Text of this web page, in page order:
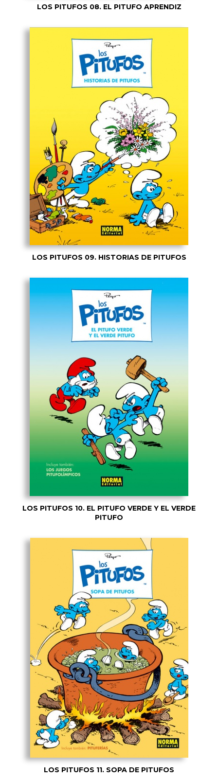
LOS PITUFOS 08. EL PITUFO APRENDIZ
LOS PITUFOS 09. HISTORIAS DE PITUFOS
LOS PITUFOS 10. EL PITUFO VERDE Y EL VERDE
PITUFO
LOS PITUFOS 11. SOPA DE PITUFOS